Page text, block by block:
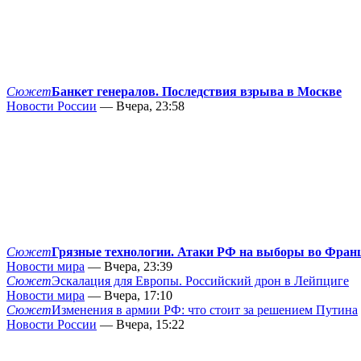
СюжетБанкет генералов. Последствия взрыва в Москве
Новости России — Вчера, 23:58
СюжетГрязные технологии. Атаки РФ на выборы во
Новости мира — Вчера, 23:39
СюжетЭскалация для Европы. Российский дрон в Лейпциге
Новости мира — Вчера, 17:10
СюжетИзменения в армии РФ: что стоит за решением Путина
Новости России — Вчера, 15:22